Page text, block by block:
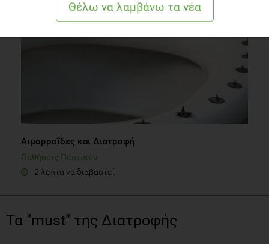
Αιμορροΐδες και Διατροφή
Παθήσεις Πεπτικού
2 λεπτά να διαβαστεί
Τα "must" της Διατροφής